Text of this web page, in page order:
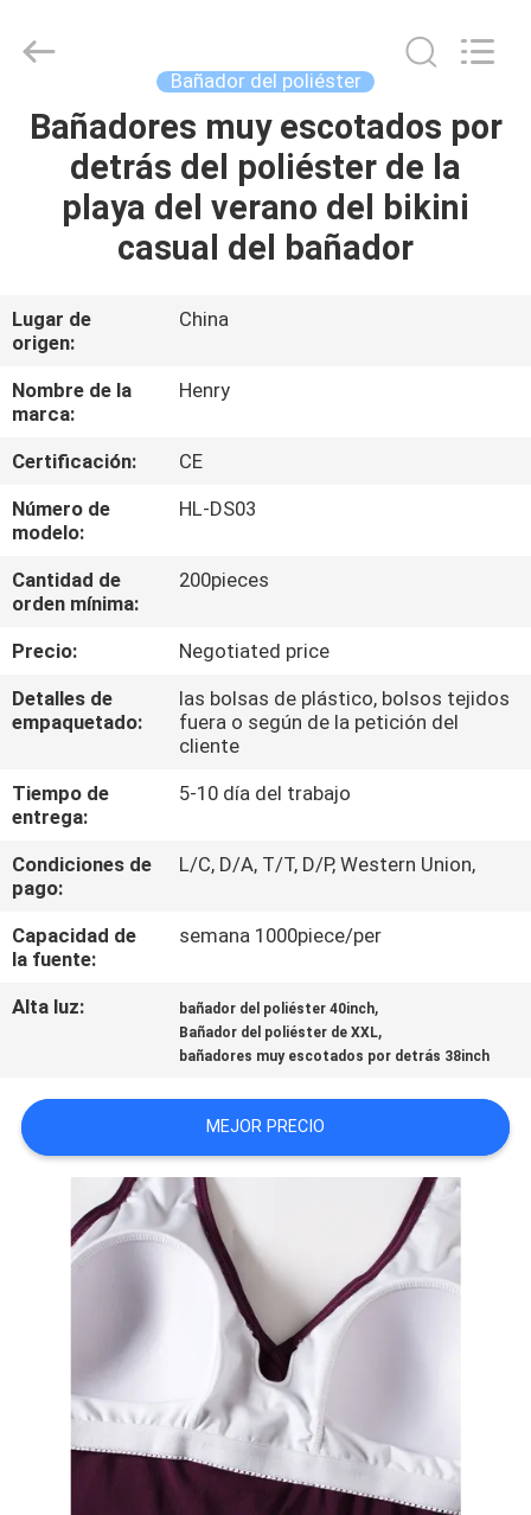
HOGAR
PRODUCTOS
NOSOTROS
VIAJE
DE
LA
FÁBRICA
CONTROL
CALIDAD
ÉNTRENOS
EN
CONTACTO
CON
NOTICIAS
PIDA
CITA
SITIO
PRIVACY
POLICY
Textile
Trading
Reserved.
Bañador del poliéster
Bañadores muy escotados por
detrás del poliéster de la
playa del verano del bikini
casual del bañador
Lugar de
origen:
China
Nombre de la
marca:
Henry
Certificación:
CE
Número de
modelo:
HL-DS03
Cantidad de
orden mínima:
200pieces
Precio:
Negotiated price
Detalles de
empaquetado:
las bolsas de plástico, bolsos tejidos
fuera o según de la petición del
cliente
Tiempo de
entrega:
5-10 día del trabajo
Condiciones de
pago:
L/C, D/A, T/T, D/P, Western Union,
Capacidad de
la fuente:
semana 1000piece/per
Alta luz: bañador del poliéster 40inch,
Bañador del poliéster de XXL,
bañadores muy escotados por detrás 38inch
MEJOR PRECIO